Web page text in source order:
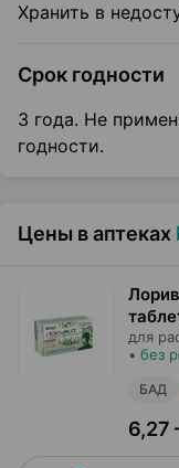
Хранить в
Срок годности
3 года. Не
годности.
Цены в аптеках
для
• без
БАД
6,27